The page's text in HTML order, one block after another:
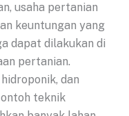
usaha pertanian
keuntungan yang
dapat dilakukan di
pertanian.
dan
teknik